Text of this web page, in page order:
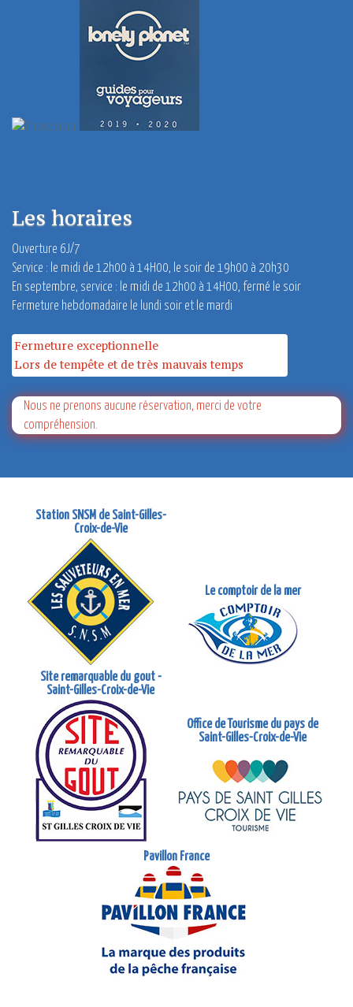
Les horaires
Ouverture 6J/7
Service : le midi de 12h00 à 14H00, le soir de 19h00 à 20h30
En septembre, service : le midi de 12h00 à 14H00, fermé le soir
Fermeture hebdomadaire le lundi soir et le mardi
Fermeture exceptionnelle
Lors de tempête et de très mauvais temps
Nous ne prenons aucune réservation, merci de votre
compréhension.
Station SNSM de Saint-Gilles-
Croix-de-Vie
Le comptoir de la mer
Site remarquable du gout -
Saint-Gilles-Croix-de-Vie
Office de Tourisme du pays de
Saint-Gilles-Croix-de-Vie
Pavillon France